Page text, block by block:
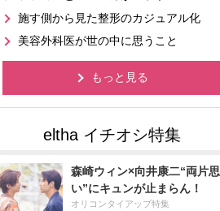
施す側から見た整形のカジュアル化
美容外科医が世の中に思うこと
もっと見る
森崎ウィン×向井康二“両片思
い”にキュンが止まらん！
オリコンタイアップ特集